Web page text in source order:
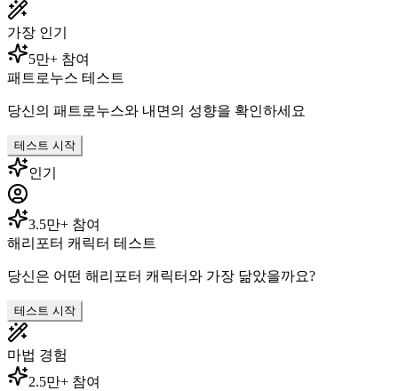
가장 인기
5만+ 참여
패트로누스 테스트
당신의 패트로누스와 내면의 성향을 확인하세요
테스트 시작
인기
3.5만+ 참여
해리포터 캐릭터 테스트
당신은 어떤 해리포터 캐릭터와 가장 닮았을까요?
테스트 시작
마법 경험
2.5만+ 참여